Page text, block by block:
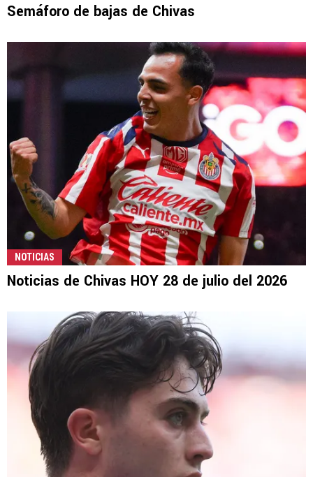
Semáforo de bajas de Chivas
NOTICIAS
Noticias de Chivas HOY 28 de julio del 2026